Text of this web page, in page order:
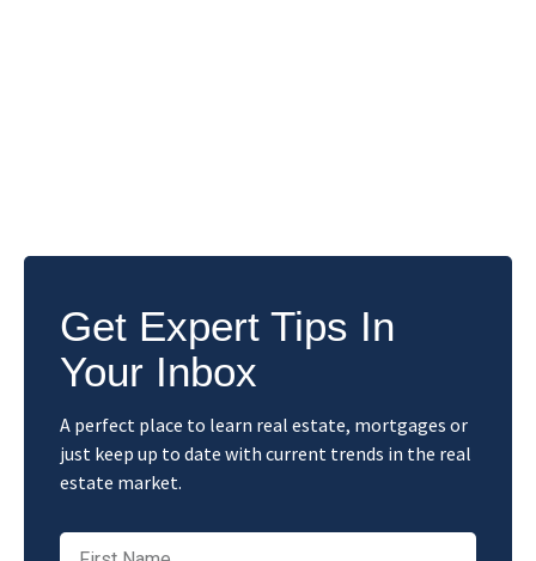
Get Expert Tips In
Your Inbox
A perfect place to learn real estate, mortgages or
just keep up to date with current trends in the real
estate market.